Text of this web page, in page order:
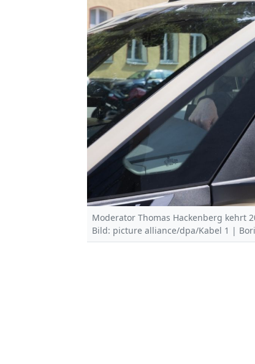
Moderator Thomas Hackenberg kehrt
Bild: picture alliance/dpa/Kabel 1 |